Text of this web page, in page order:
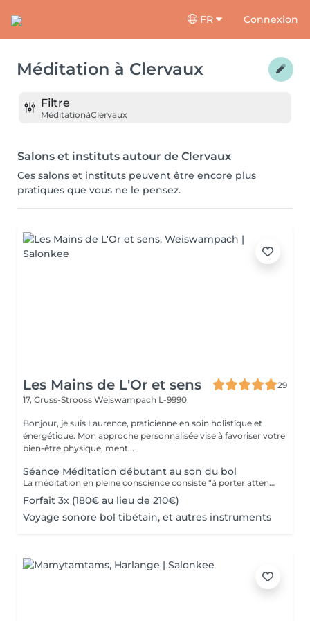
FR Connexion
Méditation à Clervaux
Filtre
MéditationàClervaux
Salons et instituts autour de Clervaux
Ces salons et instituts peuvent être encore plus
pratiques que vous ne le pensez.
Les Mains de L'Or et sens
29
17, Gruss-Strooss Weiswampach L-9990
Bonjour, je suis Laurence, praticienne en soin holistique et
énergétique. Mon approche personnalisée vise à favoriser votre
bien-être physique, ment...
Séance Méditation débutant au son du bol
La méditation en pleine conscience consiste "à porter attention à ce qui se passe, à l'instant où cela se passe et rien d'autre". Un précepte simple qui est pourtant difficile à mettre en uvre tant les pensées défilent sans cesse à l'esprit et peuvent nous épuiser lorsqu'elles sont orientées à ruminer des épisodes passés de notre vie, à résoudre les problèmes pratiques, ou à anticiper les échéances à venir. L'objectif de la méditation est de faire en sorte que ces pensées "perdent de leur puissance" durant un temps choisi. Les pensées deviennent un objet d'observation et peuvent être réinterrogées afin de sortir du mode pilotage automatique. Nous devenons ainsi plus conscients de notre propre vie.
Forfait 3x (180€ au lieu de 210€)
Voyage sonore bol tibétain, et autres instruments